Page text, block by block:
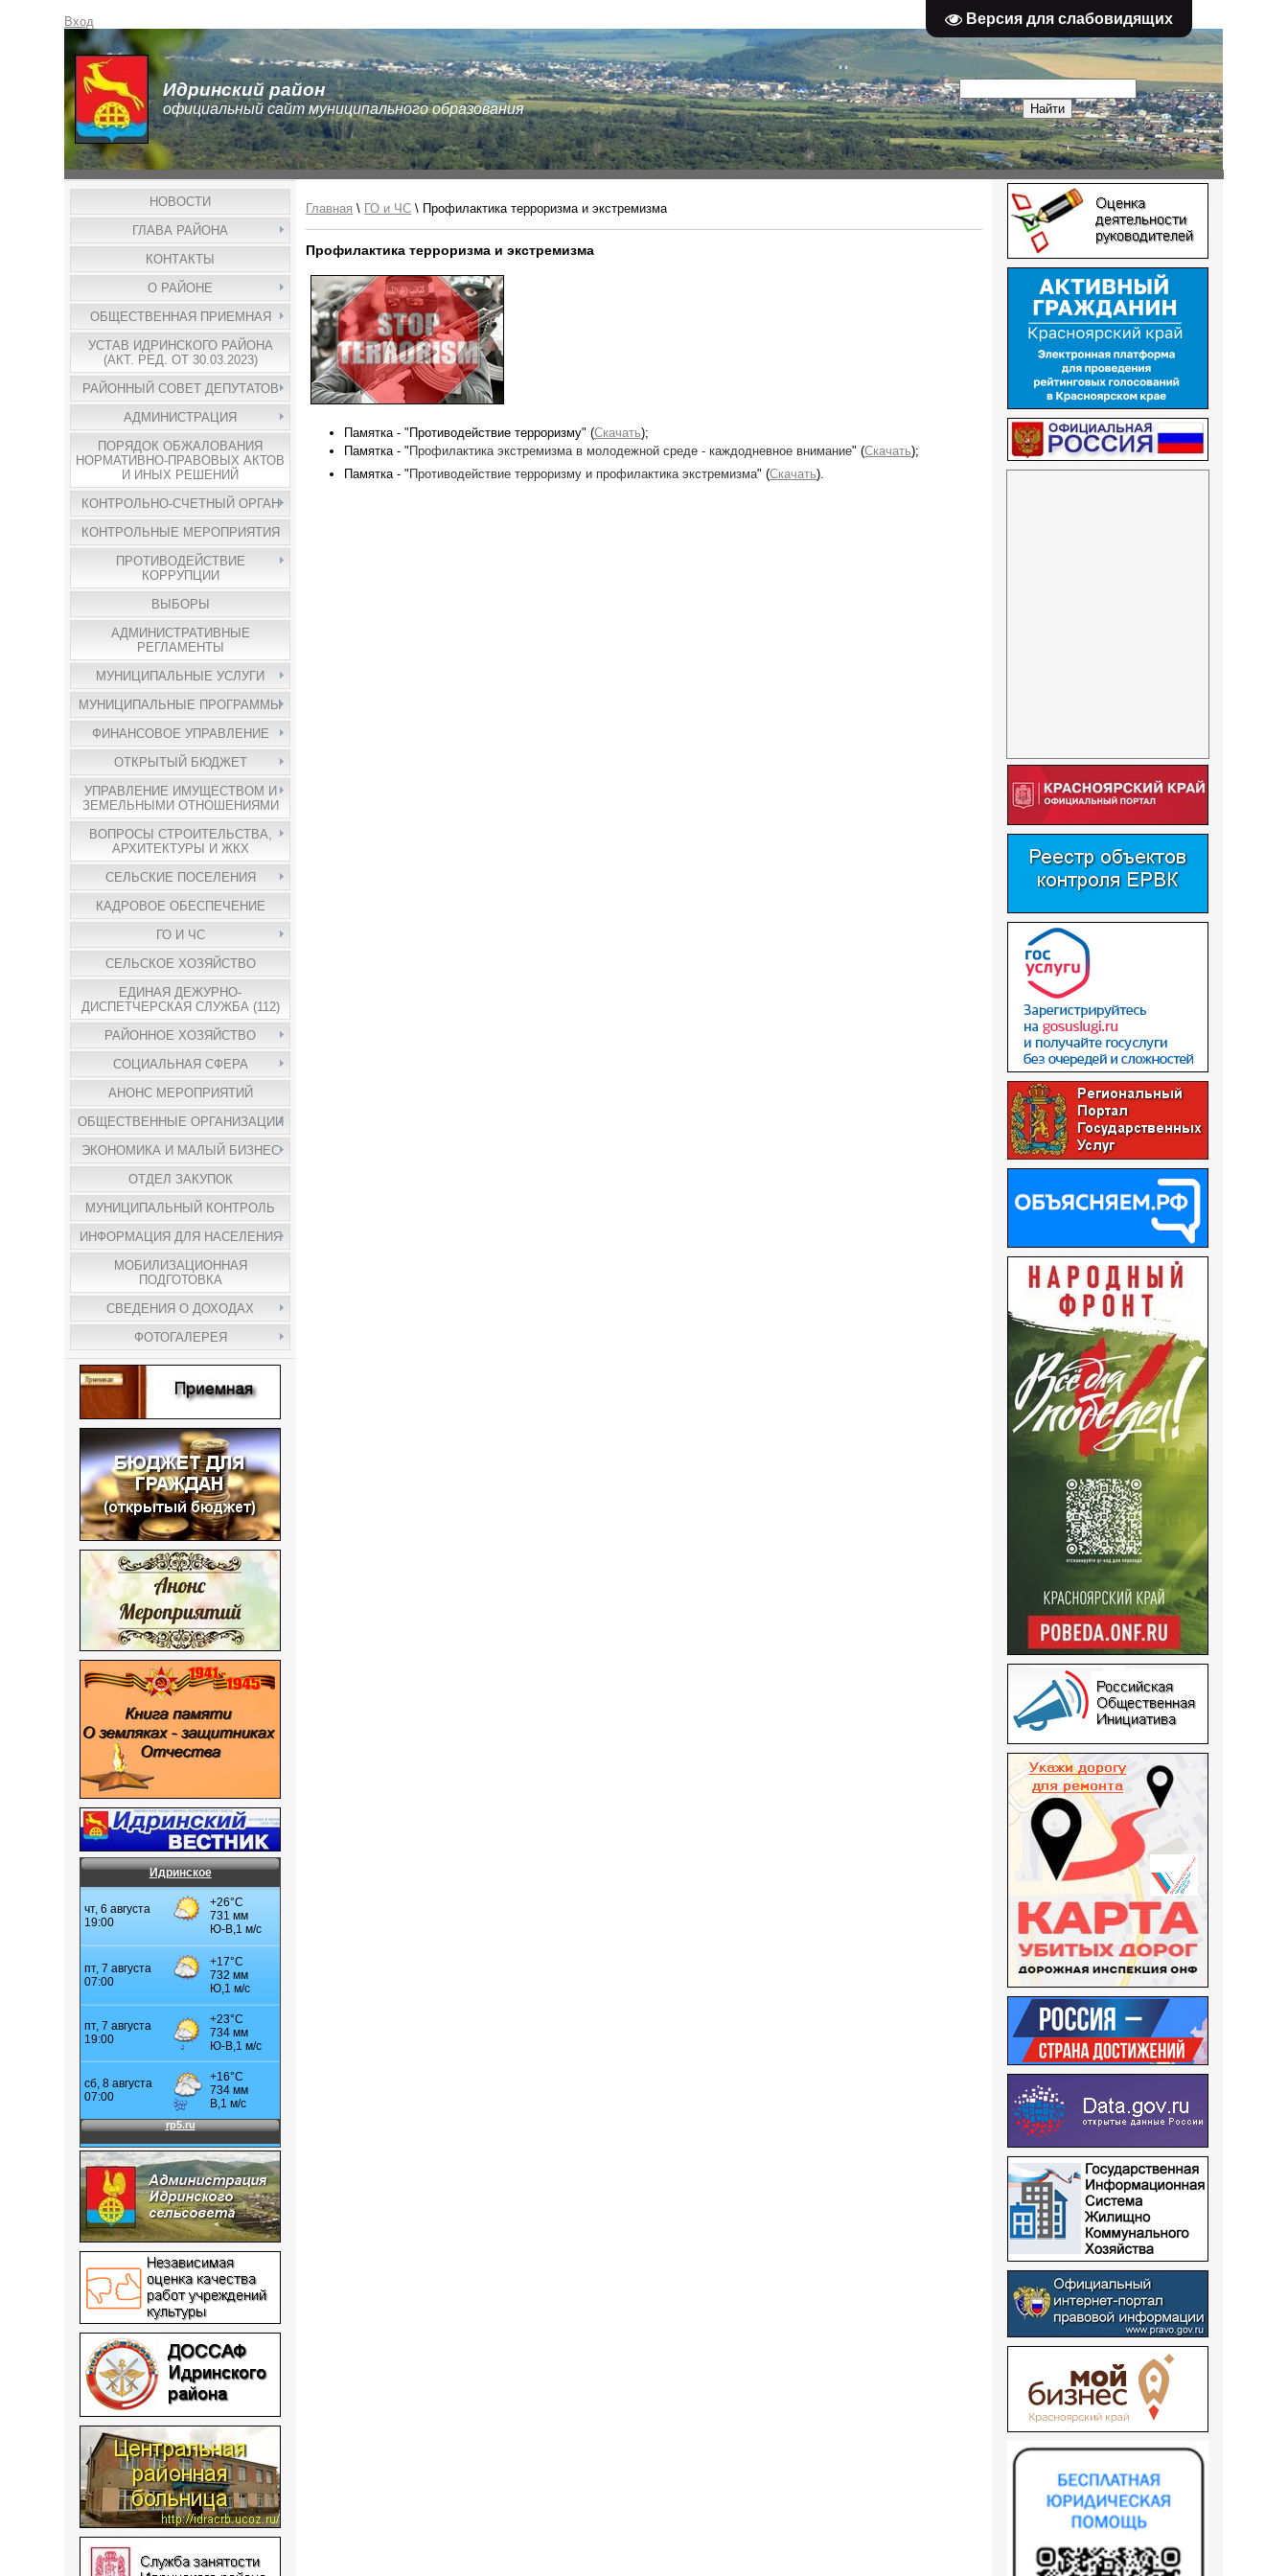
Версия для слабовидящих
Вход
Идринский район
официальный сайт муниципального образования
НОВОСТИ
ГЛАВА РАЙОНА
КОНТАКТЫ
О РАЙОНЕ
ОБЩЕСТВЕННАЯ ПРИЕМНАЯ
УСТАВ ИДРИНСКОГО РАЙОНА
(АКТ. РЕД. ОТ 30.03.2023)
РАЙОННЫЙ СОВЕТ ДЕПУТАТОВ
АДМИНИСТРАЦИЯ
ПОРЯДОК ОБЖАЛОВАНИЯ
НОРМАТИВНО-ПРАВОВЫХ АКТОВ
И ИНЫХ РЕШЕНИЙ
КОНТРОЛЬНО-СЧЕТНЫЙ ОРГАН
КОНТРОЛЬНЫЕ МЕРОПРИЯТИЯ
ПРОТИВОДЕЙСТВИЕ
КОРРУПЦИИ
ВЫБОРЫ
АДМИНИСТРАТИВНЫЕ
РЕГЛАМЕНТЫ
МУНИЦИПАЛЬНЫЕ УСЛУГИ
МУНИЦИПАЛЬНЫЕ ПРОГРАММЫ
ФИНАНСОВОЕ УПРАВЛЕНИЕ
ОТКРЫТЫЙ БЮДЖЕТ
УПРАВЛЕНИЕ ИМУЩЕСТВОМ И
ЗЕМЕЛЬНЫМИ ОТНОШЕНИЯМИ
ВОПРОСЫ СТРОИТЕЛЬСТВА,
АРХИТЕКТУРЫ И ЖКХ
СЕЛЬСКИЕ ПОСЕЛЕНИЯ
КАДРОВОЕ ОБЕСПЕЧЕНИЕ
ГО И ЧС
СЕЛЬСКОЕ ХОЗЯЙСТВО
ЕДИНАЯ ДЕЖУРНО-
ДИСПЕТЧЕРСКАЯ СЛУЖБА (112)
РАЙОННОЕ ХОЗЯЙСТВО
СОЦИАЛЬНАЯ СФЕРА
АНОНС МЕРОПРИЯТИЙ
ОБЩЕСТВЕННЫЕ ОРГАНИЗАЦИИ
ЭКОНОМИКА И МАЛЫЙ БИЗНЕС
ОТДЕЛ ЗАКУПОК
МУНИЦИПАЛЬНЫЙ КОНТРОЛЬ
ИНФОРМАЦИЯ ДЛЯ НАСЕЛЕНИЯ
МОБИЛИЗАЦИОННАЯ
ПОДГОТОВКА
СВЕДЕНИЯ О ДОХОДАХ
ФОТОГАЛЕРЕЯ
Идринское
Главная \ ГО и ЧС \ Профилактика терроризма и экстремизма
Профилактика терроризма и экстремизма
Памятка - "Противодействие терроризму" (Скачать);
Памятка - "Профилактика экстремизма в молодежной среде - каждодневное внимание" (Скачать);
Памятка - "Противодействие терроризму и профилактика экстремизма" (Скачать).